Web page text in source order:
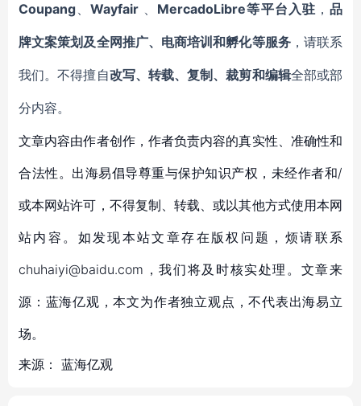
Coupang 、Wayfair MercadoLibre等平台入驻 ，品
牌文案策划及全网推广、电商培训和孵化等服务，请联系
我们。不得擅自改写、转载、复制、裁剪和编辑全部或部
分内容。
文章内容由作者创作，作者负责内容的真实性、准确性和
合法性。出海易倡导尊重与保护知识产权，未经作者和/
或本网站许可，不得复制、转载、或以其他方式使用本网
站内容。如发现本站文章存在版权问题，烦请联系
chuhaiyi@baidu.com，我们将及时核实处理。文章来
源：蓝海亿观，本文为作者独立观点，不代表出海易立
场。
来源： 蓝海亿观